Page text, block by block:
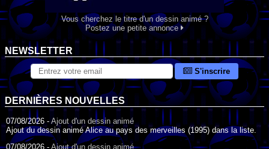
Vous cherchez le titre d'un dessin animé ?
Postez une petite annonce
NEWSLETTER
S'inscrire
DERNIÈRES NOUVELLES
07/08/2026 - Ajout d'un dessin animé
Ajout du dessin animé Alice au pays des merveilles (1995) dans la liste.
07/08/2026 - Ajout d'un dessin animé